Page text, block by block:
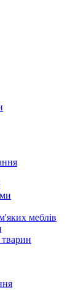
меблів